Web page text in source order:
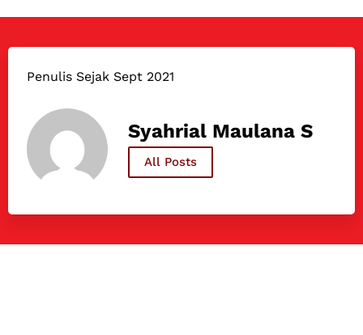
Penulis Sejak Sept 2021
Syahrial Maulana S
All Posts